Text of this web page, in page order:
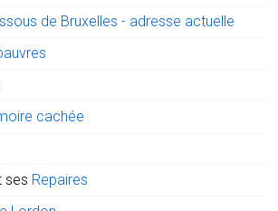
de Bruxelles - adresse actuelle
cachée
ses Repaires